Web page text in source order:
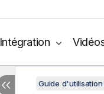
Intégration
Guide